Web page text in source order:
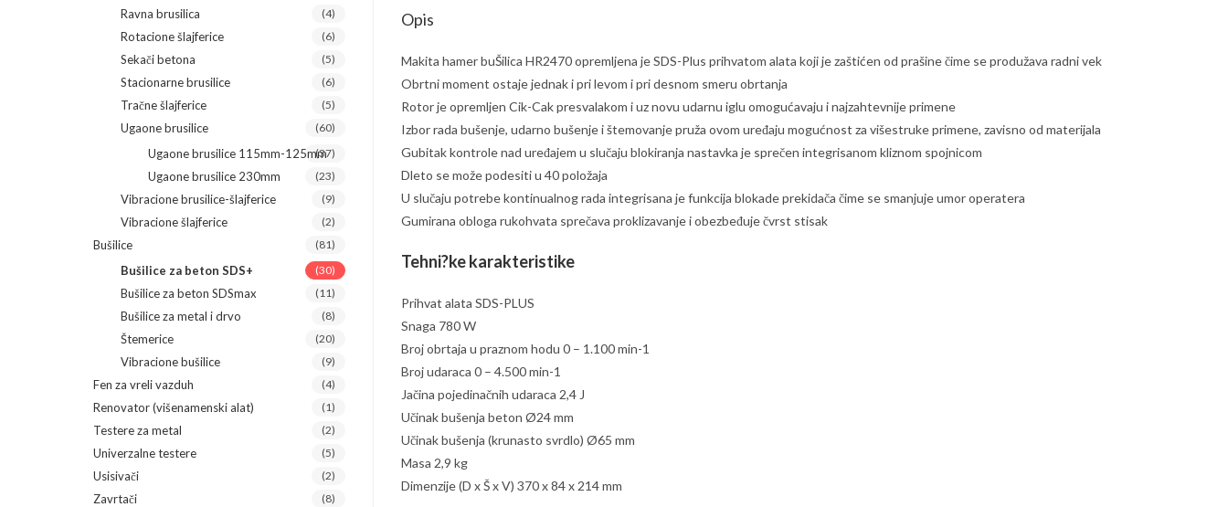
Opis
Makita hamer buŠilica HR2470 opremljena je SDS-Plus prihvatom alata koji je zaštićen od prašine čime se produžava radni vek
Obrtni moment ostaje jednak i pri levom i pri desnom smeru obrtanja
Rotor je opremljen Cik-Cak presvalakom i uz novu udarnu iglu omogućavaju i najzahtevnije primene
Izbor rada bušenje, udarno bušenje i štemovanje pruža ovom uređaju mogućnost za višestruke primene, zavisno od materijala
Gubitak kontrole nad uređajem u slučaju blokiranja nastavka je sprečen integrisanom kliznom spojnicom
Dleto se može podesiti u 40 položaja
U slučaju potrebe kontinualnog rada integrisana je funkcija blokade prekidača čime se smanjuje umor operatera
Gumirana obloga rukohvata sprečava proklizavanje i obezbeđuje čvrst stisak
Tehni?ke karakteristike
Prihvat alata SDS-PLUS
Snaga 780 W
Broj obrtaja u praznom hodu 0 – 1.100 min-1
Broj udaraca 0 – 4.500 min-1
Jačina pojedinačnih udaraca 2,4 J
Učinak bušenja beton Ø24 mm
Učinak bušenja (krunasto svrdlo) Ø65 mm
Masa 2,9 kg
Dimenzije (D x Š x V) 370 x 84 x 214 mm
Ravna brusilica (4)
Rotacione šlajferice (6)
Sekači betona (5)
Stacionarne brusilice (6)
Tračne šlajferice (5)
Ugaone brusilice (60)
Ugaone brusilice 115mm-125mm
(37)
Ugaone brusilice 230mm (23)
Vibracione brusilice-šlajferice (9)
Vibracione šlajferice (2)
Bušilice (81)
Bušilice za beton SDS+ (30)
Bušilice za beton SDSmax (11)
Bušilice za metal i drvo (8)
Štemerice (20)
Vibracione bušilice (9)
Fen za vreli vazduh (4)
Renovator (višenamenski alat) (1)
Testere za metal (2)
Univerzalne testere (5)
Usisivači (2)
Zavrtači (8)